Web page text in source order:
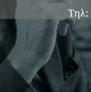
Τηλ: